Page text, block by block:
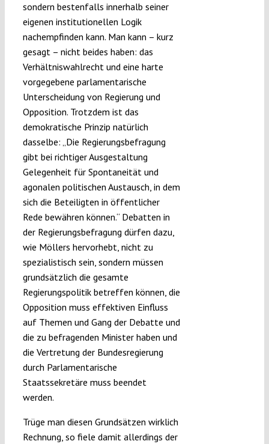
sondern bestenfalls innerhalb seiner
eigenen institutionellen Logik
nachempfinden kann. Man kann – kurz
gesagt – nicht beides haben: das
Verhältniswahlrecht und eine harte
vorgegebene parlamentarische
Unterscheidung von Regierung und
Opposition. Trotzdem ist das
demokratische Prinzip natürlich
dasselbe: „Die Regierungsbefragung
gibt bei richtiger Ausgestaltung
Gelegenheit für Spontaneität und
agonalen politischen Austausch, in dem
sich die Beteiligten in öffentlicher
Rede bewähren können.“ Debatten in
der Regierungsbefragung dürfen dazu,
wie Möllers hervorhebt, nicht zu
spezialistisch sein, sondern müssen
grundsätzlich die gesamte
Regierungspolitik betreffen können, die
Opposition muss effektiven Einfluss
auf Themen und Gang der Debatte und
die zu befragenden Minister haben und
die Vertretung der Bundesregierung
durch Parlamentarische
Staatssekretäre muss beendet
werden.
Trüge man diesen Grundsätzen wirklich
Rechnung, so fiele damit allerdings der